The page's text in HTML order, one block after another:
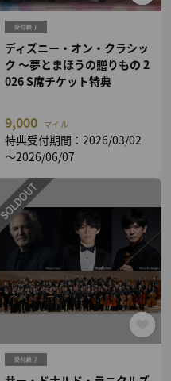
ディズニー・オン・クラシッ
ク ～夢とまほうの贈りもの 2
026 S席チケット特典
9,000 マイル
特典受付期間：2026/03/02
～2026/06/07